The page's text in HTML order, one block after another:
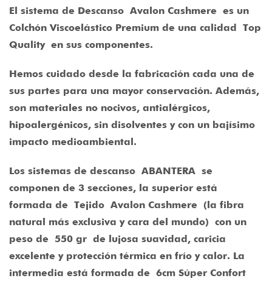
El sistema de Descanso Avalon Cashmere es un
Colchón Viscoelástico Premium de una calidad Top
Qualityen sus componentes.
Hemos cuidado desde la fabricación cada una de
sus partes para una mayor conservación. Además,
son materiales no nocivos, antialérgicos,
hipoalergénicos, sin disolventes y con un bajísimo
impacto medioambiental.
Los sistemas de descanso ABANTERA se
componen de 3 secciones, la superior está
formada de Tejido Avalon Cashmere (la fibra
natural más exclusiva y cara del mundo) con un
peso de 550 gr de lujosa suavidad, caricia
excelente y protección térmica en frío y calor. La
intermedia está formada de 6cm Súper Confort